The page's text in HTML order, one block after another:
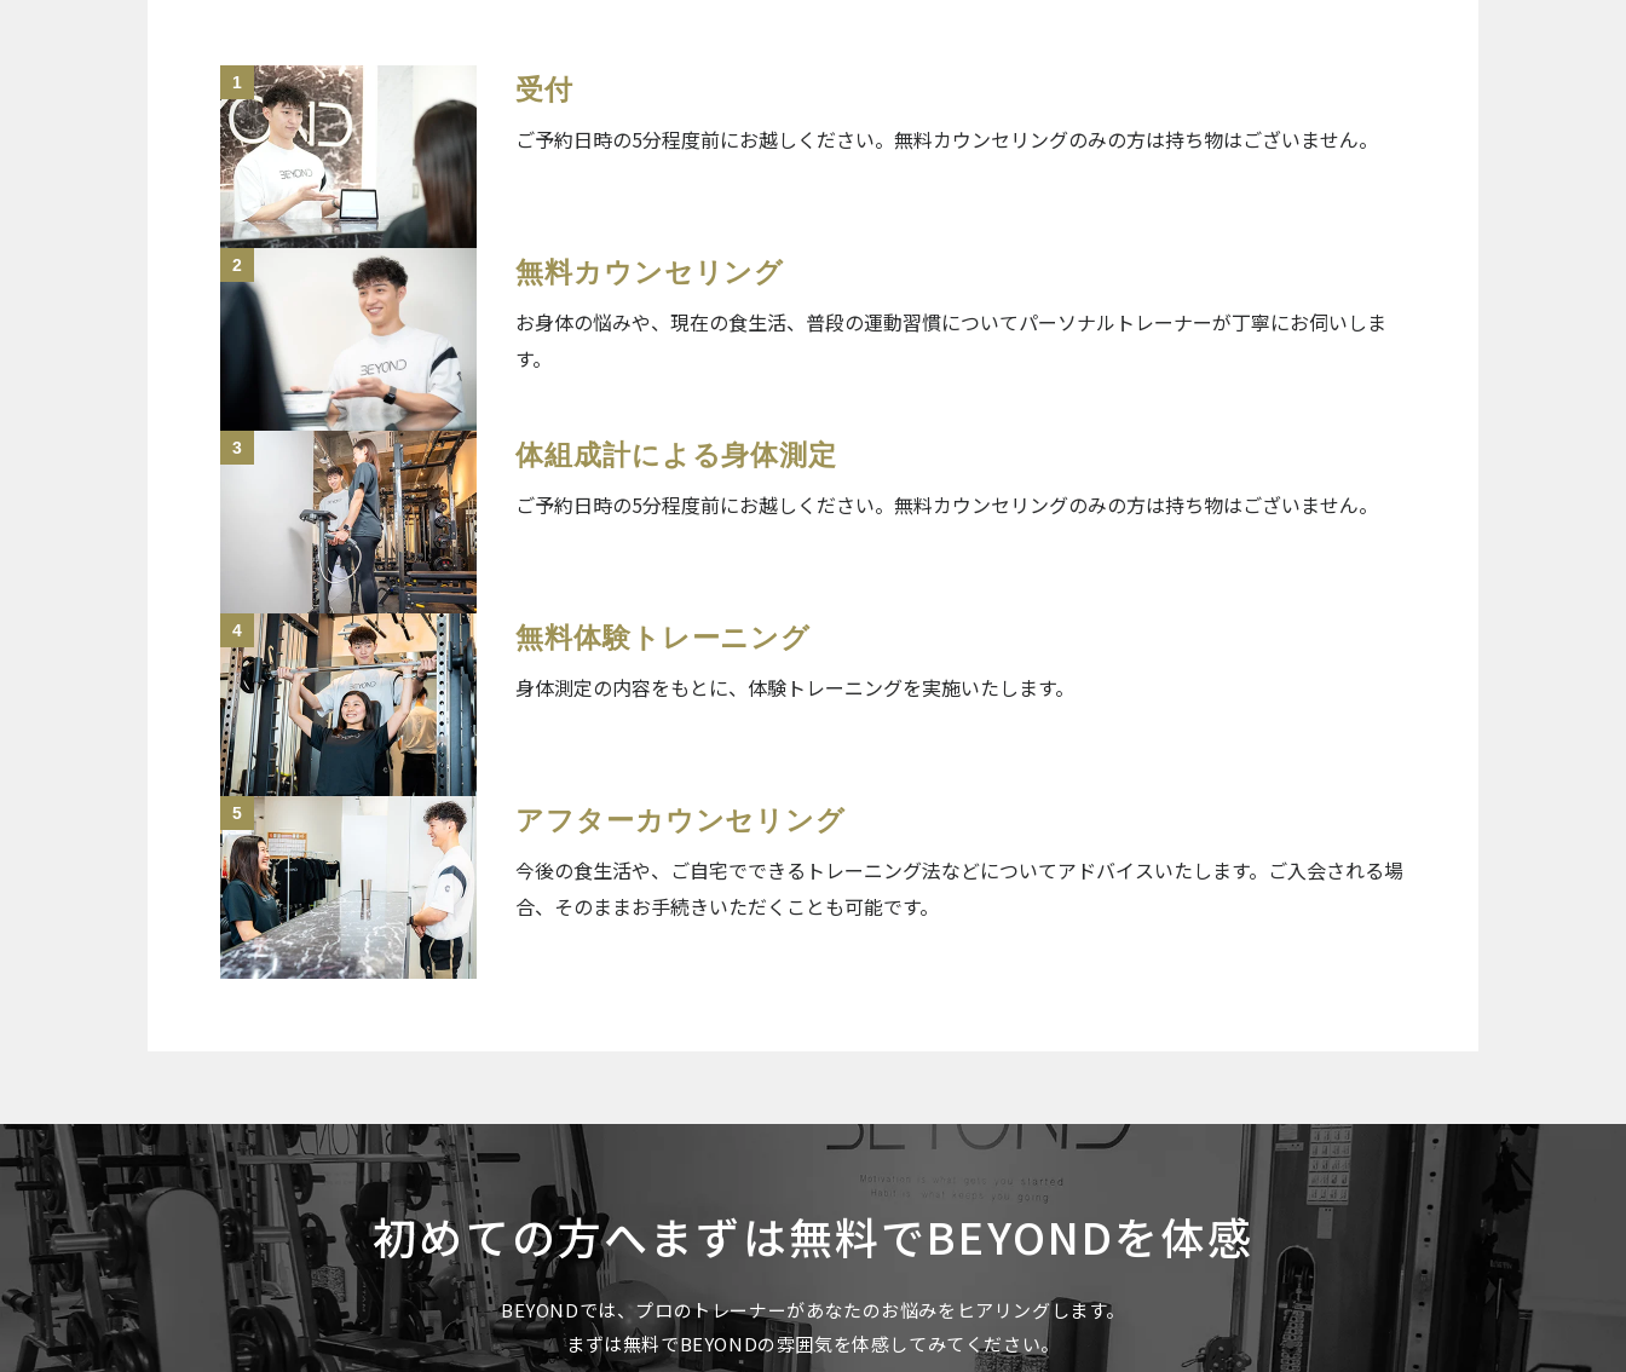
1 受付
ご予約日時の5分程度前にお越しください。無料カウンセリングのみの方は持ち物はございません。
2 無料カウンセリング
お身体の悩みや、現在の食生活、普段の運動習慣についてパーソナルトレーナーが丁寧にお伺いしま
す。
3 体組成計による身体測定
ご予約日時の5分程度前にお越しください。無料カウンセリングのみの方は持ち物はございません。
4 無料体験トレーニング
身体測定の内容をもとに、体験トレーニングを実施いたします。
5 アフターカウンセリング
今後の食生活や、ご自宅でできるトレーニング法などについてアドバイスいたします。ご入会される場
合、そのままお手続きいただくことも可能です。
初めての方へまずは無料でBEYONDを体感
BEYONDでは、プロのトレーナーがあなたのお悩みをヒアリングします。
まずは無料でBEYONDの雰囲気を体感してみてください。